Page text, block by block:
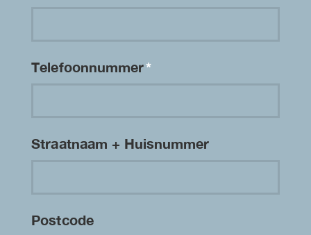
Telefoonnummer*
Straatnaam + Huisnummer
Postcode